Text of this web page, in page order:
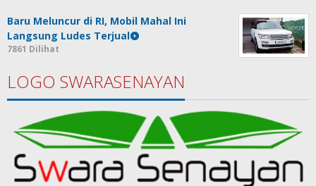
Baru Meluncur di RI, Mobil Mahal Ini
Langsung Ludes Terjual
7861 Dilihat
LOGO SWARASENAYAN